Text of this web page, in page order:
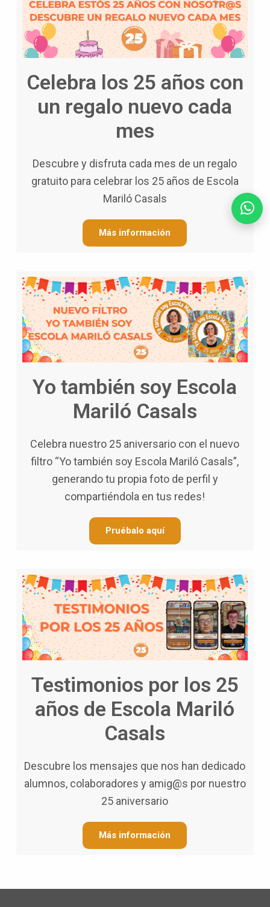
Celebra los 25 años con
un regalo nuevo cada
mes
Descubre y disfruta cada mes de un regalo
gratuito para celebrar los 25 años de Escola
Mariló Casals
Más información
Yo también soy Escola
Mariló Casals
Celebra nuestro 25 aniversario con el nuevo
filtro “Yo también soy Escola Mariló Casals”,
generando tu propia foto de perfil y
compartiéndola en tus redes!
Pruébalo aquí
Testimonios por los 25
años de Escola Mariló
Casals
Descubre los mensajes que nos han dedicado
alumnos, colaboradores y amig@s por nuestro
25 aniversario
Más información